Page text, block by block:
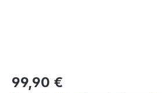
Regulärer Preis:
99,90 €